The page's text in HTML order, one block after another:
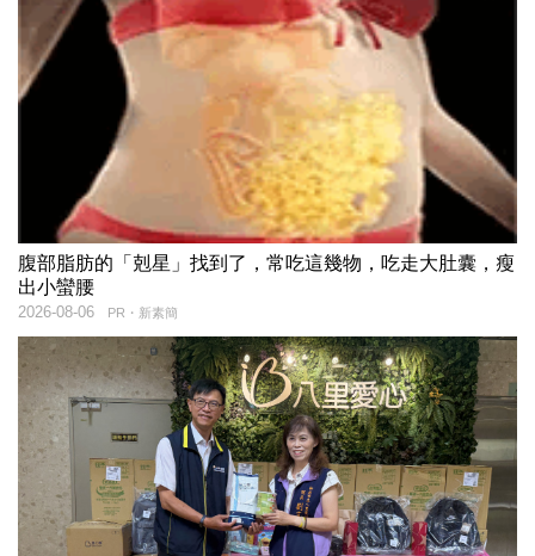
腹部脂肪的「剋星」找到了，常吃這幾物，吃走大肚囊，瘦
出小蠻腰
PR・新素簡
2026-08-06